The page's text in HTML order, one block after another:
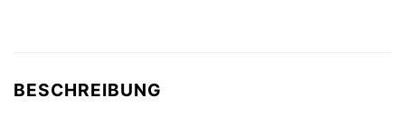
BESCHREIBUNG